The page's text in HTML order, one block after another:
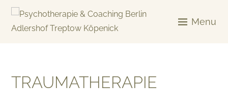
Skip
Menu
TRAUMATHERAPIE